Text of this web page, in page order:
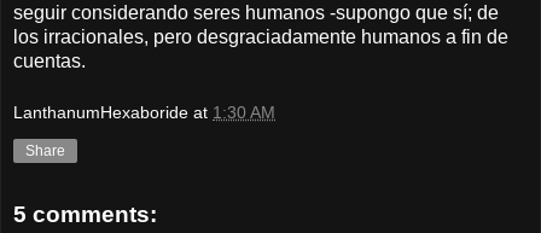
seguir considerando seres humanos -supongo que sí; de
los irracionales, pero desgraciadamente humanos a fin de
cuentas.
LanthanumHexaboride at 1:30 AM
Share
5 comments: